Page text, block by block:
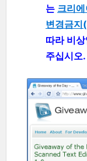
는 크리
변경금
따라 비
주십시오.